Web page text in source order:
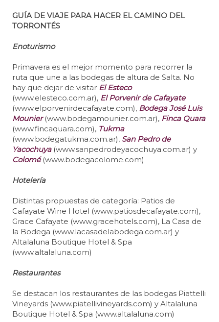
GUÍA DE VIAJE PARA HACER EL CAMINO DEL
TORRONTÉS
Enoturismo
Primavera es el mejor momento para recorrer la
ruta que une a las bodegas de altura de Salta. No
hay que dejar de visitar El Esteco
(www.elesteco.com.ar), El Porvenir de Cafayate
(www.elporvenirdecafayate.com), Bodega José Luis
Mounier(www.bodegamounier.com.ar), Finca Quara
(www.fincaquara.com), Tukma
(www.bodegatukma.com.ar), San Pedro de
Yacochuya(www.sanpedrodeyacochuya.com.ar) y
Colomé(www.bodegacolome.com)
Hotelería
Distintas propuestas de categoría: Patios de
Cafayate Wine Hotel (www.patiosdecafayate.com),
Grace Cafayate (www.gracehotels.com), La Casa de
la Bodega (www.lacasadelabodega.com.ar) y
Altalaluna Boutique Hotel & Spa
(www.altalaluna.com)
Restaurantes
Se destacan los restaurantes de las bodegas Piattelli
Vineyards (www.piatellivineyards.com) y Altalaluna
Boutique Hotel & Spa (www.altalaluna.com)